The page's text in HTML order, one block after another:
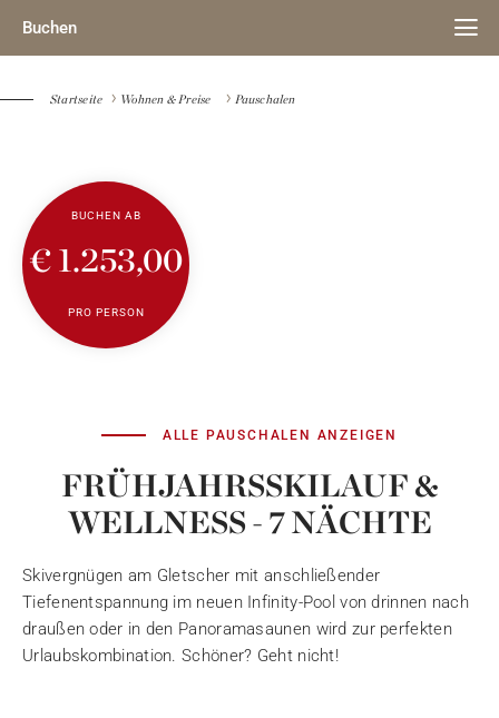
Buchen
Startseite Wohnen & Preise Pauschalen
BUCHEN AB
€ 1.253,00
PRO PERSON
ALLE PAUSCHALEN ANZEIGEN
FRÜHJAHRSSKILAUF &
WELLNESS - 7 NÄCHTE
Skivergnügen am Gletscher mit anschließender
Tiefenentspannung im neuen Infinity-Pool von drinnen nach
draußen oder in den Panoramasaunen wird zur perfekten
Urlaubskombination. Schöner? Geht nicht!